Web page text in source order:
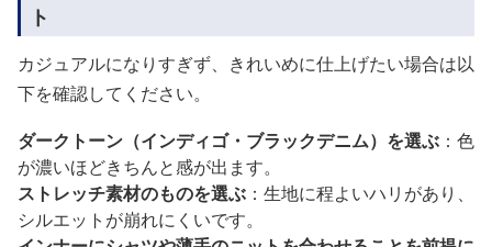
ト
カジュアルになりすぎず、きれいめに仕上げたい場合は以
下を確認してください。
ダークトーン（インディゴ・ブラックデニム）を選ぶ ：色
が濃いほどきちんと感が出ます。
ストレッチ素材のものを選ぶ ：生地に程よいハリがあり、
シルエットが崩れにくいです。